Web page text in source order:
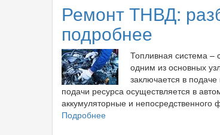
Ремонт ТНВД:
подробнее
Топливная система
одним из основных
заключается в
подачи ресурса осуществляется в
аккумуляторные и непосредственного
Подробнее